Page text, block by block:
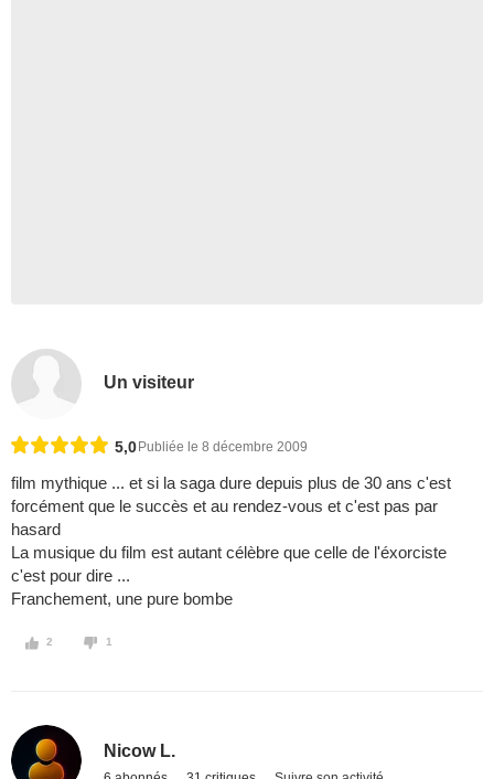
Un visiteur
5,0 Publiée le 8 décembre 2009
film mythique ... et si la saga dure depuis plus de 30 ans c'est
forcément que le succès et au rendez-vous et c'est pas par
hasard
La musique du film est autant célèbre que celle de l'éxorciste
c'est pour dire ...
Franchement, une pure bombe
2 1
Nicow L.